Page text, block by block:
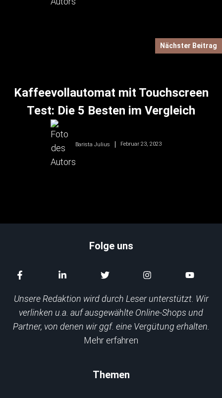
Nächster Beitrag
Kaffeevollautomat mit Touchscreen
Test: Die 5 Besten im Vergleich
Barista Julius Februar 23, 2023
Folge uns
Unsere Redaktion wird durch Leser unterstützt. Wir
verlinken u.a. auf ausgewählte Online-Shops und
Partner, von denen wir ggf. eine Vergütung erhalten.
Mehr erfahren
Themen